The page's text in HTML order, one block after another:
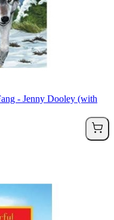
- Jenny Dooley (with